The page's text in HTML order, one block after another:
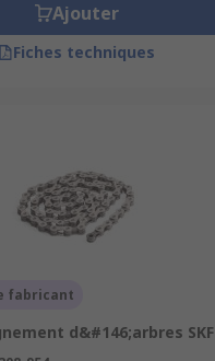
Ajouter
Fiches techniques
fabricant
d&#146;arbres SKF